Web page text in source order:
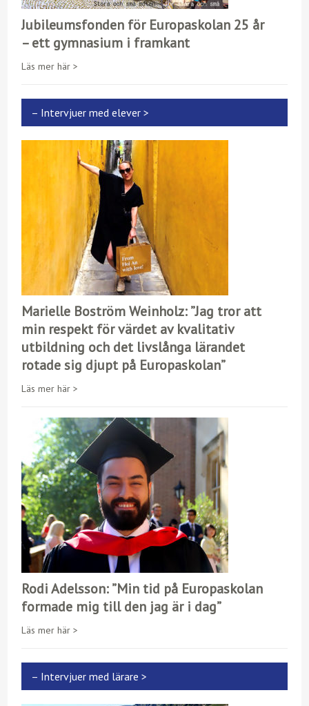
Jubileumsfonden för Europaskolan 25 år
– ett gymnasium i framkant
Läs mer här >
– Intervjuer med elever >
Marielle Boström Weinholz: ”Jag tror att
min respekt för värdet av kvalitativ
utbildning och det livslånga lärandet
rotade sig djupt på Europaskolan”
Läs mer här >
Rodi Adelsson: ”Min tid på Europaskolan
formade mig till den jag är i dag”
Läs mer här >
– Intervjuer med lärare >